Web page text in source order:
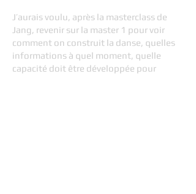
J’aurais voulu, après la masterclass de
Jang, revenir sur la master 1 pour voir
comment on construit la danse, quelles
informations à quel moment, quelle
capacité doit être développée pour